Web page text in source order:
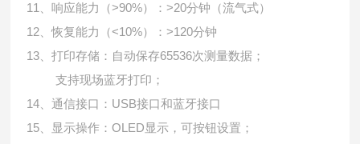
11、响应能力（>90%）：>20分钟（流气式）
12、恢复能力（<10%）：>120分钟
13、打印存储：自动保存65536次测量数据；
支持现场蓝牙打印；
14、通信接口：USB接口和蓝牙接口
15、显示操作：OLED显示，可按钮设置；